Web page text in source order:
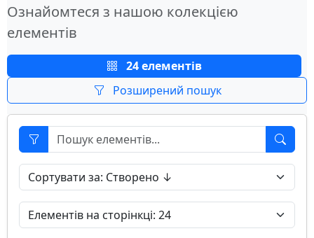
Ознайомтеся з нашою колекцією
елементів
24 елементів
Розширений пошук